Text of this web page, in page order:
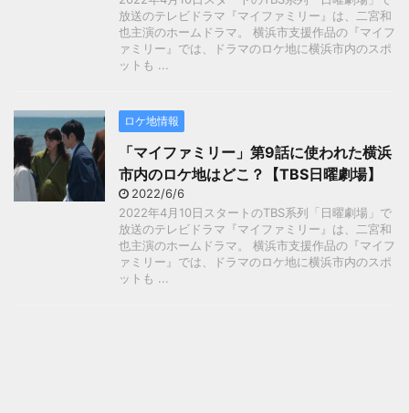
放送のテレビドラマ『マイファミリー』は、二宮和
也主演のホームドラマ。 横浜市支援作品の『マイフ
ァミリー』では、ドラマのロケ地に横浜市内のスポ
ットも ...
ロケ地情報
「マイファミリー」第9話に使われた横浜
市内のロケ地はどこ？【TBS日曜劇場】
2022/6/6
2022年4月10日スタートのTBS系列「日曜劇場」で
放送のテレビドラマ『マイファミリー』は、二宮和
也主演のホームドラマ。 横浜市支援作品の『マイフ
ァミリー』では、ドラマのロケ地に横浜市内のスポ
ットも ...